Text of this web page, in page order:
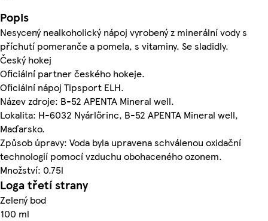
Popis
Nesycený nealkoholický nápoj vyrobený z minerální vody s
příchutí pomeranče a pomela, s vitaminy. Se sladidly.
Český hokej
Oficiální partner českého hokeje.
Oficiální nápoj Tipsport ELH.
Název zdroje: B-52 APENTA Mineral well.
Lokalita: H-6032 Nyárlőrinc, B-52 APENTA Mineral well,
Maďarsko.
Způsob úpravy: Voda byla upravena schválenou oxidační
technologií pomocí vzduchu obohaceného ozonem.
Množství: 0.75l
Loga třetí strany
Zelený bod
100 ml